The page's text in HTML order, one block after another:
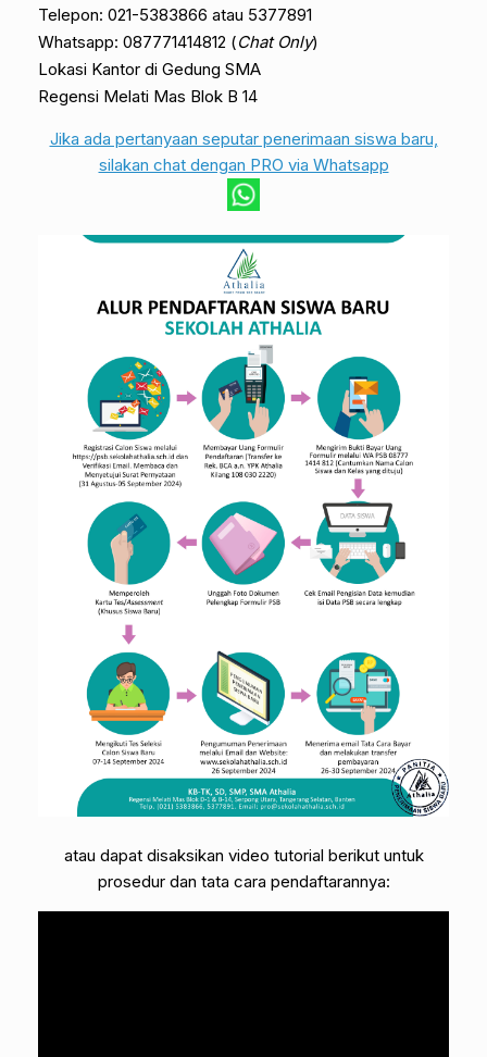
Telepon: 021-5383866 atau 5377891
Whatsapp: 087771414812 (Chat Only)
Lokasi Kantor di Gedung SMA
Regensi Melati Mas Blok B 14
Jika ada pertanyaan seputar penerimaan siswa baru,
silakan chat dengan PRO via Whatsapp
atau dapat disaksikan video tutorial berikut untuk
prosedur dan tata cara pendaftarannya: